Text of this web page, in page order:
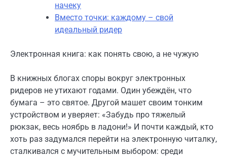
начеку
Вместо точки: каждому – свой
идеальный ридер
Электронная книга: как понять свою, а не чужую
В книжных блогах споры вокруг электронных
ридеров не утихают годами. Один убеждён, что
бумага – это святое. Другой машет своим тонким
устройством и уверяет: «Забудь про тяжелый
рюкзак, весь ноябрь в ладони!» И почти каждый, кто
хоть раз задумался перейти на электронную читалку,
сталкивался с мучительным выбором: среди